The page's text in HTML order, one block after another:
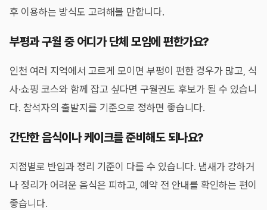
후 이용하는 방식도 고려해볼 만합니다.
부평과 구월 중 어디가 단체 모임에 편한가요?
인천 여러 지역에서 고르게 모이면 부평이 편한 경우가 많고, 식
사·쇼핑 코스와 함께 잡고 싶다면 구월권도 후보가 될 수 있습니
다. 참석자의 출발지를 기준으로 정하면 좋습니다.
간단한 음식이나 케이크를 준비해도 되나요?
지점별로 반입과 정리 기준이 다를 수 있습니다. 냄새가 강하거
나 정리가 어려운 음식은 피하고, 예약 전 안내를 확인하는 편이
좋습니다.